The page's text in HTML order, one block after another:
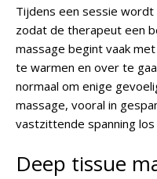
Tijdens een sessie
zodat de therapeut een
massage begint vaak
te warmen en over te
normaal om enige
massage, vooral in
vastzittende spanning los
Deep tissue